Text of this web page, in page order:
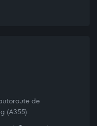
de
(A355).